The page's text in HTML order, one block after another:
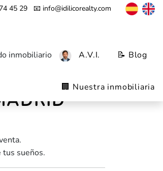
45 29 📧 info@idilicorealty.com
inmobiliario A.V.I. 📝 Blog
🏢 Nuestra inmobiliaria
tus sueños.